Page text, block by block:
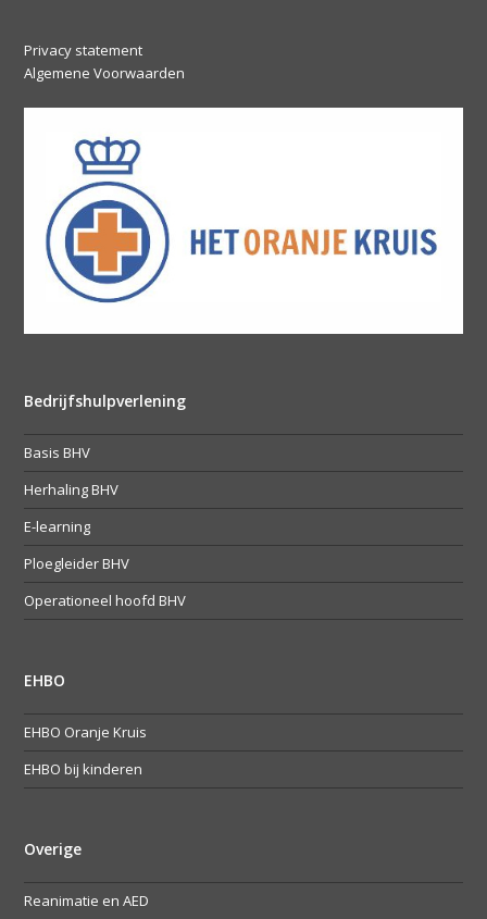
Privacy statement
Algemene Voorwaarden
Bedrijfshulpverlening
Basis BHV
Herhaling BHV
E-learning
Ploegleider BHV
Operationeel hoofd BHV
EHBO
EHBO Oranje Kruis
EHBO bij kinderen
Overige
Reanimatie en AED